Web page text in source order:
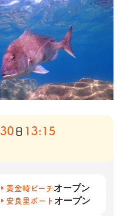
30 日 13:15
黄金崎ビーチオープン
安良里ボート オープン